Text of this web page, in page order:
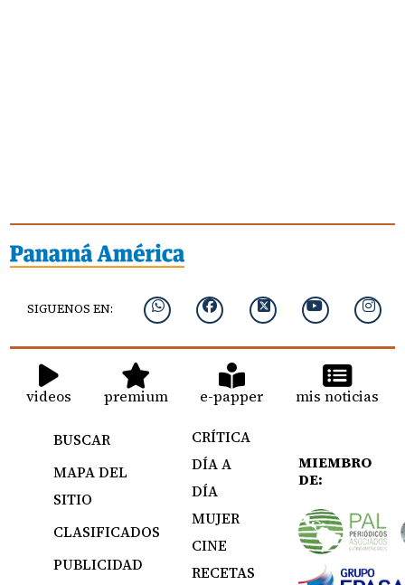
SIGUENOS EN:
videos premium e-papper mis noticias
BUSCAR
MAPA DEL
SITIO
CLASIFICADOS
PUBLICIDAD
CRÍTICA
DÍA A
DÍA
MUJER
CINE
RECETAS
MIEMBRO
DE: